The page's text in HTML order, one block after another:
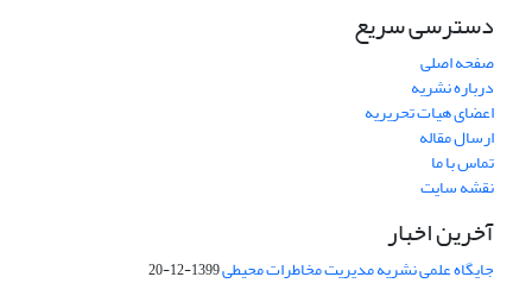
دسترسی سریع
صفحه اصلی
درباره نشریه
اعضای هیات تحریریه
ارسال مقاله
تماس با ما
نقشه سایت
آخرین اخبار
جایگاه علمی نشریه مدیریت مخاطرات محیطی1399-12-20